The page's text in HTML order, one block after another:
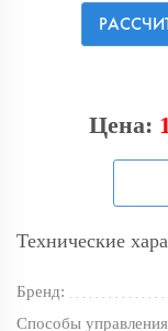
Цена:
Технические
Бренд:
Способы